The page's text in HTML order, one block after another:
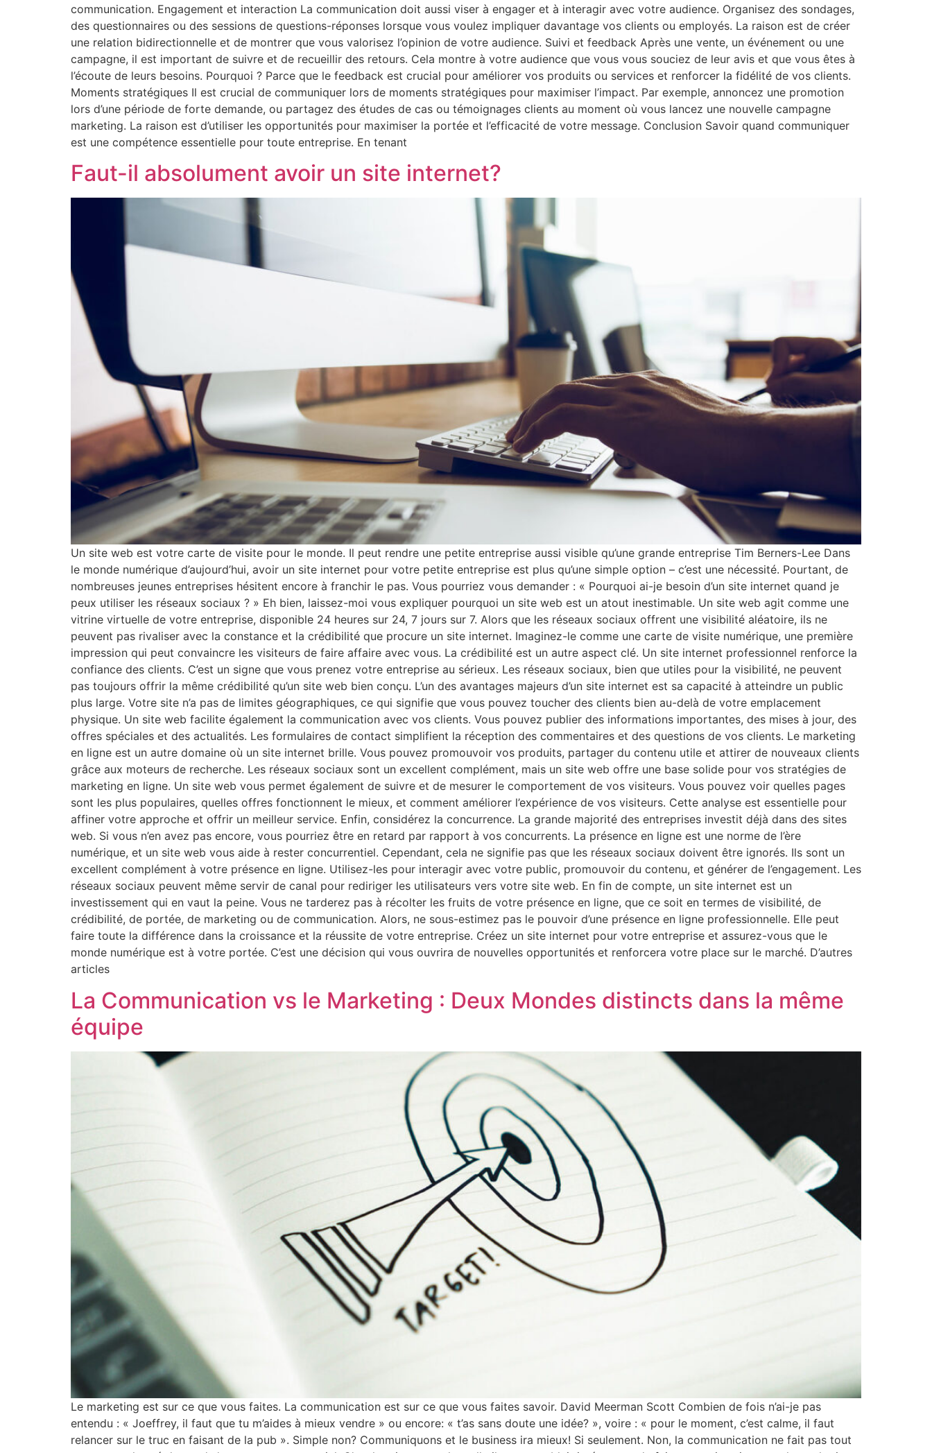
communication. Engagement et interaction La communication doit aussi viser à engager et à interagir avec votre audience. Organisez des sondages,
des questionnaires ou des sessions de questions-réponses lorsque vous voulez impliquer davantage vos clients ou employés. La raison est de créer
une relation bidirectionnelle et de montrer que vous valorisez l’opinion de votre audience. Suivi et feedback Après une vente, un événement ou une
campagne, il est important de suivre et de recueillir des retours. Cela montre à votre audience que vous vous souciez de leur avis et que vous êtes à
l’écoute de leurs besoins. Pourquoi ? Parce que le feedback est crucial pour améliorer vos produits ou services et renforcer la fidélité de vos clients.
Moments stratégiques Il est crucial de communiquer lors de moments stratégiques pour maximiser l’impact. Par exemple, annoncez une promotion
lors d’une période de forte demande, ou partagez des études de cas ou témoignages clients au moment où vous lancez une nouvelle campagne
marketing. La raison est d’utiliser les opportunités pour maximiser la portée et l’efficacité de votre message. Conclusion Savoir quand communiquer
est une compétence essentielle pour toute entreprise. En tenant
Faut-il absolument avoir un site internet?
Un site web est votre carte de visite pour le monde. Il peut rendre une petite entreprise aussi visible qu’une grande entreprise Tim Berners-Lee Dans
le monde numérique d’aujourd’hui, avoir un site internet pour votre petite entreprise est plus qu’une simple option – c’est une nécessité. Pourtant, de
nombreuses jeunes entreprises hésitent encore à franchir le pas. Vous pourriez vous demander : « Pourquoi ai-je besoin d’un site internet quand je
peux utiliser les réseaux sociaux ? » Eh bien, laissez-moi vous expliquer pourquoi un site web est un atout inestimable. Un site web agit comme une
vitrine virtuelle de votre entreprise, disponible 24 heures sur 24, 7 jours sur 7. Alors que les réseaux sociaux offrent une visibilité aléatoire, ils ne
peuvent pas rivaliser avec la constance et la crédibilité que procure un site internet. Imaginez-le comme une carte de visite numérique, une première
impression qui peut convaincre les visiteurs de faire affaire avec vous. La crédibilité est un autre aspect clé. Un site internet professionnel renforce la
confiance des clients. C’est un signe que vous prenez votre entreprise au sérieux. Les réseaux sociaux, bien que utiles pour la visibilité, ne peuvent
pas toujours offrir la même crédibilité qu’un site web bien conçu. L’un des avantages majeurs d’un site internet est sa capacité à atteindre un public
plus large. Votre site n’a pas de limites géographiques, ce qui signifie que vous pouvez toucher des clients bien au-delà de votre emplacement
physique. Un site web facilite également la communication avec vos clients. Vous pouvez publier des informations importantes, des mises à jour, des
offres spéciales et des actualités. Les formulaires de contact simplifient la réception des commentaires et des questions de vos clients. Le marketing
en ligne est un autre domaine où un site internet brille. Vous pouvez promouvoir vos produits, partager du contenu utile et attirer de nouveaux clients
grâce aux moteurs de recherche. Les réseaux sociaux sont un excellent complément, mais un site web offre une base solide pour vos stratégies de
marketing en ligne. Un site web vous permet également de suivre et de mesurer le comportement de vos visiteurs. Vous pouvez voir quelles pages
sont les plus populaires, quelles offres fonctionnent le mieux, et comment améliorer l’expérience de vos visiteurs. Cette analyse est essentielle pour
affiner votre approche et offrir un meilleur service. Enfin, considérez la concurrence. La grande majorité des entreprises investit déjà dans des sites
web. Si vous n’en avez pas encore, vous pourriez être en retard par rapport à vos concurrents. La présence en ligne est une norme de l’ère
numérique, et un site web vous aide à rester concurrentiel. Cependant, cela ne signifie pas que les réseaux sociaux doivent être ignorés. Ils sont un
excellent complément à votre présence en ligne. Utilisez-les pour interagir avec votre public, promouvoir du contenu, et générer de l’engagement. Les
réseaux sociaux peuvent même servir de canal pour rediriger les utilisateurs vers votre site web. En fin de compte, un site internet est un
investissement qui en vaut la peine. Vous ne tarderez pas à récolter les fruits de votre présence en ligne, que ce soit en termes de visibilité, de
crédibilité, de portée, de marketing ou de communication. Alors, ne sous-estimez pas le pouvoir d’une présence en ligne professionnelle. Elle peut
faire toute la différence dans la croissance et la réussite de votre entreprise. Créez un site internet pour votre entreprise et assurez-vous que le
monde numérique est à votre portée. C’est une décision qui vous ouvrira de nouvelles opportunités et renforcera votre place sur le marché. D’autres
articles
La Communication vs le Marketing : Deux Mondes distincts dans la même
équipe
Le marketing est sur ce que vous faites. La communication est sur ce que vous faites savoir. David Meerman Scott Combien de fois n’ai-je pas
entendu : « Joeffrey, il faut que tu m’aides à mieux vendre » ou encore: « t’as sans doute une idée? », voire : « pour le moment, c’est calme, il faut
relancer sur le truc en faisant de la pub ». Simple non? Communiquons et le business ira mieux! Si seulement. Non, la communication ne fait pas tout